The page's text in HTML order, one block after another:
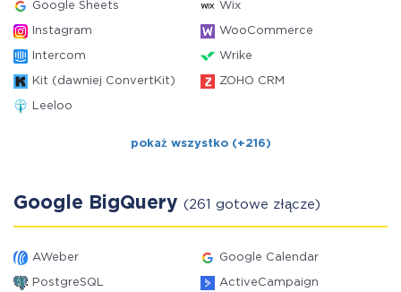
Google Sheets Wix
Instagram WooCommerce
Intercom Wrike
Kit (dawniej ConvertKit) ZOHO CRM
Leeloo
pokaż wszystko (+216)
Google BigQuery (261 gotowe złącze)
AWeber Google Calendar
PostgreSQL ActiveCampaign